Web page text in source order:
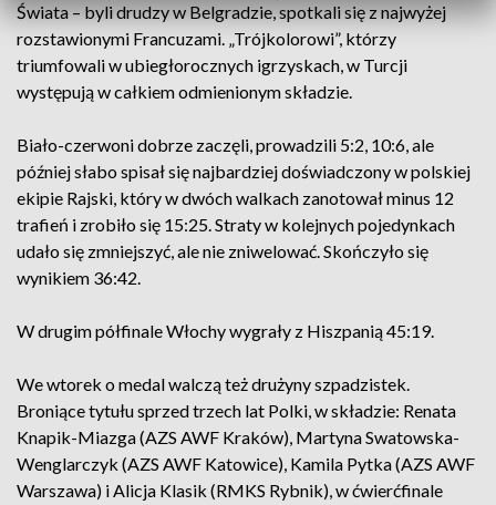
Świata – byli drudzy w Belgradzie, spotkali się z najwyżej
rozstawionymi Francuzami. „Trójkolorowi”, którzy
triumfowali w ubiegłorocznych igrzyskach, w Turcji
występują w całkiem odmienionym składzie.
Biało-czerwoni dobrze zaczęli, prowadzili 5:2, 10:6, ale
później słabo spisał się najbardziej doświadczony w polskiej
ekipie Rajski, który w dwóch walkach zanotował minus 12
trafień i zrobiło się 15:25. Straty w kolejnych pojedynkach
udało się zmniejszyć, ale nie zniwelować. Skończyło się
wynikiem 36:42.
W drugim półfinale Włochy wygrały z Hiszpanią 45:19.
We wtorek o medal walczą też drużyny szpadzistek.
Broniące tytułu sprzed trzech lat Polki, w składzie: Renata
Knapik-Miazga (AZS AWF Kraków), Martyna Swatowska-
Wenglarczyk (AZS AWF Katowice), Kamila Pytka (AZS AWF
Warszawa) i Alicja Klasik (RMKS Rybnik), w ćwierćfinale